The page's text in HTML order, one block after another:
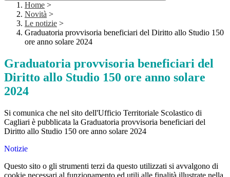
Home >
Novità >
Le notizie >
Graduatoria provvisoria beneficiari del Diritto allo Studio 150
ore anno solare 2024
Graduatoria provvisoria beneficiari del
Diritto allo Studio 150 ore anno solare
2024
Si comunica che nel sito dell'Ufficio Territoriale Scolastico di
Cagliari è pubblicata la Graduatoria provvisoria beneficiari del
Diritto allo Studio 150 ore anno solare 2024
Notizie
Questo sito o gli strumenti terzi da questo utilizzati si avvalgono di